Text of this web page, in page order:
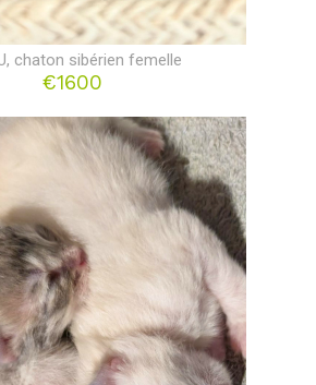
chaton sibérien femelle
€1600